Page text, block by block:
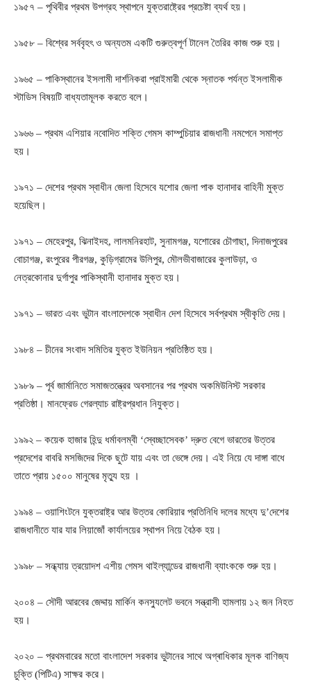
১৯৫৭ – পৃথিবীর প্রথম উপগ্রহ স্থাপনে যুক্তরাষ্ট্রের প্রচেষ্টা ব্যর্থ হয়।
১৯৫৮ – বিশ্বের সর্ববৃহৎ ও অন্যতম একটি গুরুত্বপূর্ণ টানেল তৈরির কাজ শুরু হয়।
১৯৬৫ – পাকিস্থানের ইসলামী দার্শনিকরা প্রাইমারী থেকে স্নাতক পর্যন্ত ইসলামীক
স্টাডিস বিষয়টি বাধ্যতামূলক করতে বলে।
১৯৬৬ – প্রথম এশিয়ার নবোদিত শক্তি গেমস কাম্পুচিয়ার রাজধানী নমপেনে সমাপ্ত
হয়।
১৯৭১ – দেশের প্রথম স্বাধীন জেলা হিসেবে যশোর জেলা পাক হানাদার বাহিনী মুক্ত
হয়েছিল।
১৯৭১ – মেহেরপুর, ঝিনাইদহ, লালমনিরহাট, সুনামগঞ্জ, যশোরের চৌগাছা, দিনাজপুরের
বোচাগঞ্জ, রংপুরের পীরগঞ্জ, কুড়িগ্রামের উলিপুর, মৌলভীবাজারের কুলাউড়া, ও
নেত্রকোনার দুর্গাপুর পাকিস্থানী হানাদার মুক্ত হয়।
১৯৭১ – ভারত এবং ভুটান বাংলাদেশকে স্বাধীন দেশ হিসেবে সর্বপ্রথম স্বীকৃতি দেয়।
১৯৮৪ – চীনের সংবাদ সমিতির যুক্ত ইউনিয়ন প্রতিষ্ঠিত হয়।
১৯৮৯ – পূর্ব জার্মানিতে সমাজতন্ত্রের অবসানের পর প্রথম অকমিউনিস্ট সরকার
প্রতিষ্ঠা। মানফ্রেড গেরল্যাচ রাষ্ট্রপ্রধান নিযুক্ত।
১৯৯২ – কয়েক হাজার হিন্দু ধর্মাবলম্বী ‘স্বেচ্ছাসেবক’ দ্রুত বেগে ভারতের উত্তর
প্রদেশের বাবরি মসজিদের দিকে ছুটে যায় এবং তা ভেঙ্গে দেয়। এই নিয়ে যে দাঙ্গা বাধে
তাতে প্রায় ১৫০০ মানুষের মৃত্যু হয় ।
১৯৯৪ – ওয়াশিংটনে যুক্তরাষ্ট্র আর উত্তর কোরিয়ার প্রতিনিধি দলের মধ্যে দু’দেশের
রাজধানীতে যার যার লিয়াজোঁ কার্যালয়ের স্থাপন নিয়ে বৈঠক হয়।
১৯৯৮ – সন্ধ্যায় ত্রয়োদশ এশীয় গেমস থাইল্যান্ডের রাজধানী ব্যাংককে শুরু হয়।
২০০৪ – সৌদী আরবের জেদ্দায় মার্কিন কনস্যুলেট ভবনে সন্ত্রাসী হামলায় ১২ জন নিহত
হয়।
২০২০ – প্রথমবারের মতো বাংলাদেশ সরকার ভুটানের সাথে অগ্ৰাধিকার মূলক বাণিজ্য
চুক্তি (পিটিএ) সাক্ষর করে।